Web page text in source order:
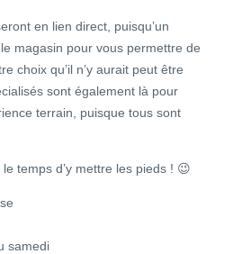
en lien direct, puisqu’un
magasin pour vous permettre de
choix qu’il n’y aurait peut être
sont également là pour
terrain, puisque tous sont
temps d’y mettre les pieds ! 😉
samedi